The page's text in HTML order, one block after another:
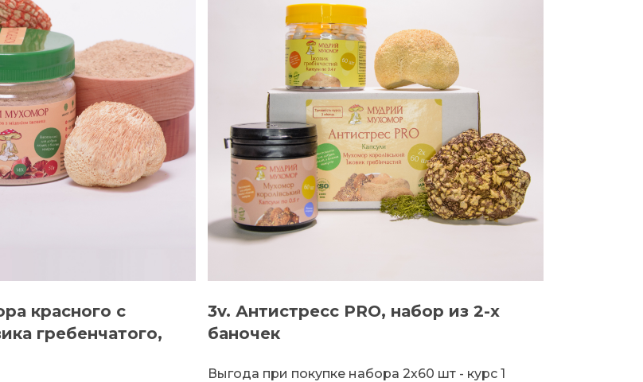
красного с
гребенчатого,
3v. Антистресс PRO, набор из 2-х
баночек
Выгода при покупке набора 2х60 шт - курс 1